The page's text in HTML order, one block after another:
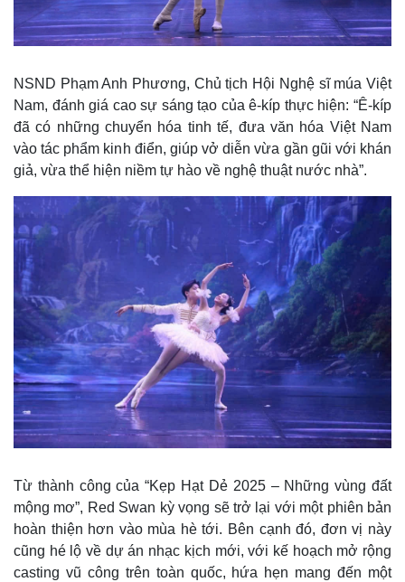
NSND Phạm Anh Phương, Chủ tịch Hội Nghệ sĩ múa Việt
Nam, đánh giá cao sự sáng tạo của ê-kíp thực hiện: “Ê-kíp
đã có những chuyển hóa tinh tế, đưa văn hóa Việt Nam
vào tác phẩm kinh điển, giúp vở diễn vừa gần gũi với khán
giả, vừa thể hiện niềm tự hào về nghệ thuật nước nhà”.
Từ thành công của “Kẹp Hạt Dẻ 2025 – Những vùng đất
mộng mơ”, Red Swan kỳ vọng sẽ trở lại với một phiên bản
hoàn thiện hơn vào mùa hè tới. Bên cạnh đó, đơn vị này
cũng hé lộ về dự án nhạc kịch mới, với kế hoạch mở rộng
casting vũ công trên toàn quốc, hứa hẹn mang đến một